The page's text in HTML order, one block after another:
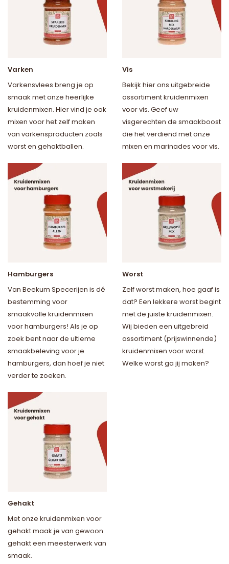
Varken
Varkensvlees breng je op
smaak met onze heerlijke
kruidenmixen. Hier vind je ook
mixen voor het zelf maken
van varkensproducten zoals
worst en gehaktballen.
Vis
Bekijk hier ons uitgebreide
assortiment kruidenmixen
voor vis. Geef uw
visgerechten de smaakboost
die het verdiend met onze
mixen en marinades voor vis.
Hamburgers
Van Beekum Specerijen is dé
bestemming voor
smaakvolle kruidenmixen
voor hamburgers! Als je op
zoek bent naar de ultieme
smaakbeleving voor je
hamburgers, dan hoef je niet
verder te zoeken.
Worst
Zelf worst maken, hoe gaaf is
dat? Een lekkere worst begint
met de juiste kruidenmixen.
Wij bieden een uitgebreid
assortiment (prijswinnende)
kruidenmixen voor worst.
Welke worst ga jij maken?
Gehakt
Met onze kruidenmixen voor
gehakt maak je van gewoon
gehakt een meesterwerk van
smaak.